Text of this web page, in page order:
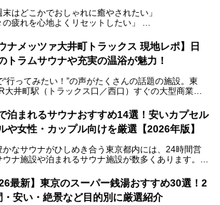
ーなど、新しく登場したスポットも併せて紹介しま
実した設備があるのに、基本の入浴料が銭湯価格の5
末はどこかでおしゃれに癒やされたい」
の疲れを心地よくリセットしたい」
ている新しいスタイルの銭湯です。
SNSやメディアで「デザイナーズ銭湯」や「ネオ銭
では、そもそもこれらがどんな銭湯なのか、その気に
ゃれな名店15選を、おすすめの順番で一挙にご紹介
。
ウナメッツァ大井町トラックス 現地レポ】日
トラムサウナや充実の温浴が魅力！
“行ってみたい！”の声がたくさんの話題の施設。東
大井町駅（トラックス口／西口）すぐの大型商業施
井町トラックス」がニューオープン。施設の様子をレ
ます。
泊まれるサウナおすすめ14選！安いカプセル
や女性・カップル向けを厳選【2026年版】
かなサウナがひしめき合う東京都内には、24時間営
ウナ施設や泊まれるサウナ施設が数多くあります。
目的とする「サ旅」や自分へのご褒美のための宿泊な
分の好きなタイミングで好きなだけサ活ができるのが
す。
最新】東京のスーパー銭湯おすすめ30選！2
・安い・絶景など目的別に厳選紹介